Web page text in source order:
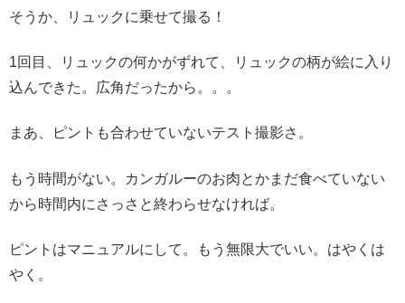
そうか、リュックに乗せて撮る！
1回目、リュックの何かがずれて、リュックの柄が絵に入り
込んできた。広角だったから。。。
まあ、ピントも合わせていないテスト撮影さ。
もう時間がない。カンガルーのお肉とかまだ食べていない
から時間内にさっさと終わらせなければ。
ピントはマニュアルにして。もう無限大でいい。はやくは
やく。